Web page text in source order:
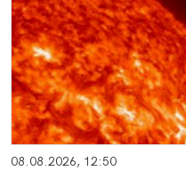
08.08.2026, 12:50